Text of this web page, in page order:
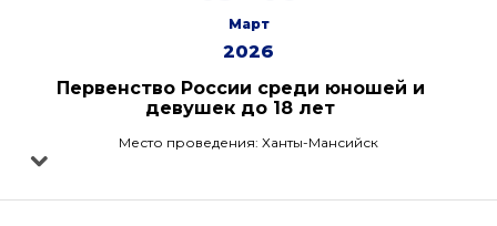
Март
2026
Первенство России среди юношей и
девушек до 18 лет
Место проведения: Ханты-Мансийск